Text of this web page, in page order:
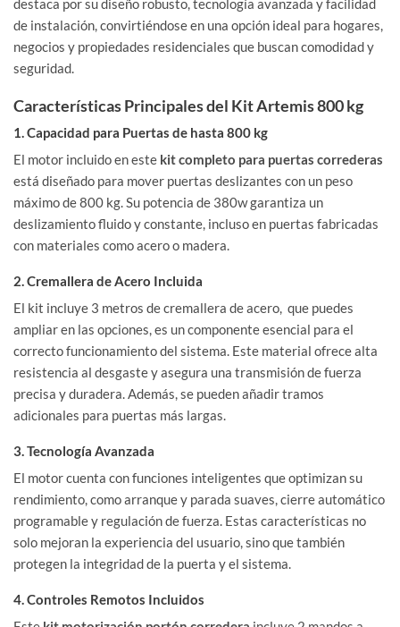
destaca por su diseño robusto, tecnología avanzada y facilidad
de instalación, convirtiéndose en una opción ideal para hogares,
negocios y propiedades residenciales que buscan comodidad y
seguridad.
Características Principales del Kit Artemis 800 kg
1. Capacidad para Puertas de hasta 800 kg
El motor incluido en este kit completo para puertas correderas
está diseñado para mover puertas deslizantes con un peso
máximo de 800 kg. Su potencia de 380w garantiza un
deslizamiento fluido y constante, incluso en puertas fabricadas
con materiales como acero o madera.
2. Cremallera de Acero Incluida
El kit incluye 3 metros de cremallera de acero, que puedes
ampliar en las opciones, es un componente esencial para el
correcto funcionamiento del sistema. Este material ofrece alta
resistencia al desgaste y asegura una transmisión de fuerza
precisa y duradera. Además, se pueden añadir tramos
adicionales para puertas más largas.
3. Tecnología Avanzada
El motor cuenta con funciones inteligentes que optimizan su
rendimiento, como arranque y parada suaves, cierre automático
programable y regulación de fuerza. Estas características no
solo mejoran la experiencia del usuario, sino que también
protegen la integridad de la puerta y el sistema.
4. Controles Remotos Incluidos